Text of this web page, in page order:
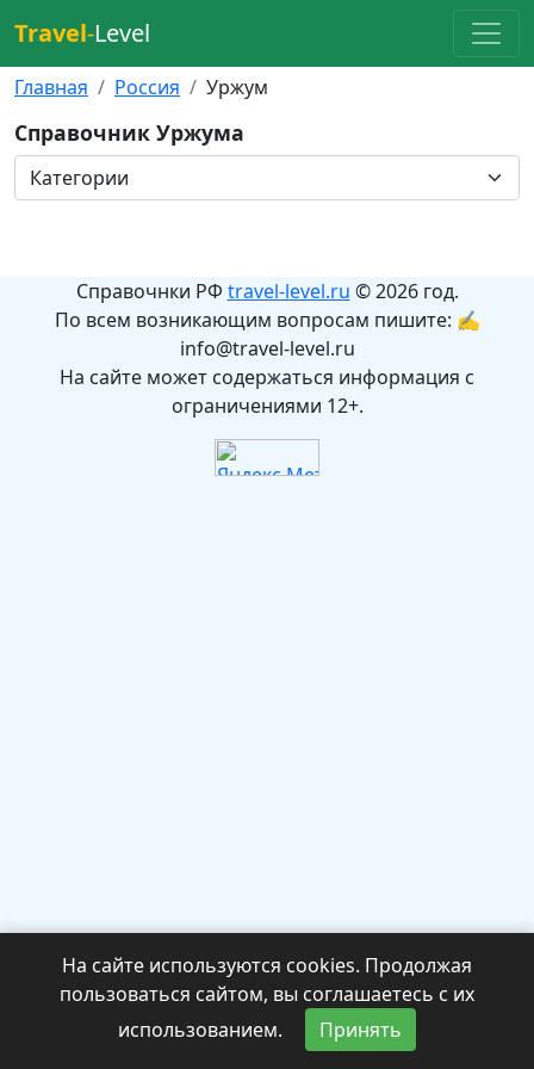
Travel-Level
Главная Россия Уржум
Справочник Уржума
Справочнки РФ travel-level.ru © 2026 год.
По всем возникающим вопросам пишите: ✍
info@travel-level.ru
На сайте может содержаться информация с
ограничениями 12+.
На сайте используются cookies. Продолжая
пользоваться сайтом, вы соглашаетесь с их
использованием.
Принять